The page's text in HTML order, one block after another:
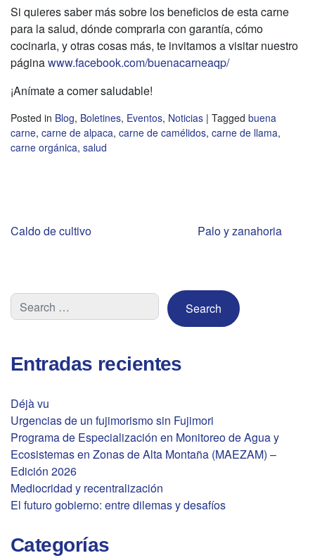
Si quieres saber más sobre los beneficios de esta carne
para la salud, dónde comprarla con garantía, cómo
cocinarla, y otras cosas más, te invitamos a visitar nuestro
páginawww.facebook.com/buenacarneaqp/
¡Anímate a comer saludable!
Posted in Blog, Boletines, Eventos, Noticias | Tagged buena
carne, carne de alpaca, carne de camélidos, carne de llama,
carne orgánica, salud
Navegación
entradas
Caldo de cultivo Palo y zanahoria
Entradas recientes
Déjà vu
Urgencias de un fujimorismo sin Fujimori
Programa de Especialización en Monitoreo de Agua y
Ecosistemas en Zonas de Alta Montaña (MAEZAM) –
Edición 2026
Mediocridad y recentralización
El futuro gobierno: entre dilemas y desafíos
Categorías